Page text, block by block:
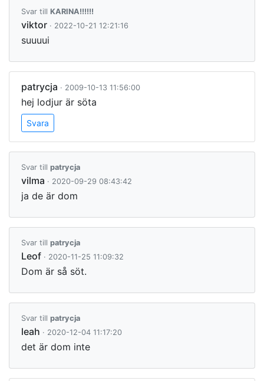
Svar till KARINA!!!!!!
viktor · 2022-10-21 12:21:16
suuuui
patrycja · 2009-10-13 11:56:00
hej lodjur är söta
Svara
Svar till patrycja
vilma · 2020-09-29 08:43:42
ja de är dom
Svar till patrycja
Leof · 2020-11-25 11:09:32
Dom är så söt.
Svar till patrycja
leah · 2020-12-04 11:17:20
det är dom inte